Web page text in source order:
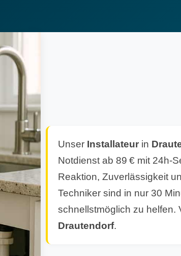
Unser Installateur in
Notdienst ab 89 € mit 24h-
Reaktion, Zuverlässigkeit
Techniker sind in nur 30
schnellstmöglich zu helfen.
Drautendorf.